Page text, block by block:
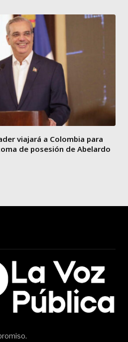
viajará a Colombia para
de posesión de Abelardo